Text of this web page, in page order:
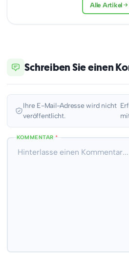
Alle Artikel
Schreiben Sie einen
Ihre E-Mail-Adresse wird nicht
veröffentlicht.
KOMMENTAR*